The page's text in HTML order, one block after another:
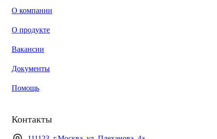
О компании
О продукте
Вакансии
Документы
Помощь
Контакты